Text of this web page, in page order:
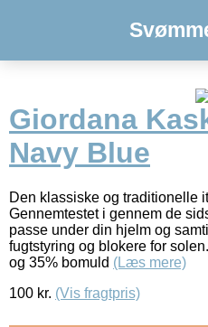
Giordana
Navy Blue
Den klassiske og traditionelle
Gennemtestet i gennem de
passe under din hjelm og
fugtstyring og blokere for
og 35% bomuld (Læs mere)
100 kr. (Vis fragtpris)